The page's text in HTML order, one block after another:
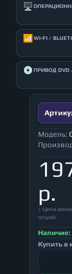
🖥️
📶 WI-FI /
💿ПРИВОД DVD /
Модель:
р.
↕ Цена
опций
Наличие:
Купить в